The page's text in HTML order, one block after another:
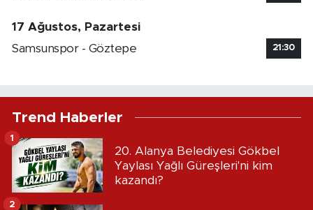
17 Ağustos, Pazartesi
Samsunspor - Göztepe
21:30
Trend Haberler
20. Alanya Belediyesi Gökbel
Yaylası Yağlı Güreşleri'ni kim
kazandı?
1
2